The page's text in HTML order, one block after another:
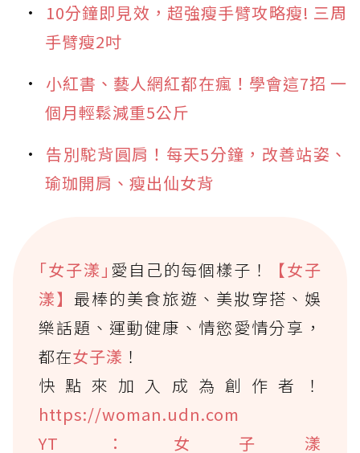
10分鐘即見效，超強瘦手臂攻略瘦! 三周
手臂瘦2吋
小紅書、藝人網紅都在瘋！學會這7招 一
個月輕鬆減重5公斤
告別駝背圓肩！每天5分鐘，改善站姿、
瑜珈開肩、瘦出仙女背
｢女子漾｣ 愛自己的每個樣子！
【女子
漾】最棒的美食旅遊、美妝穿搭、娛
樂話題、運動健康、情慾愛情分享，
都在女子漾 ！
快點來加入成為創作者！
https://woman.udn.com
YT：女子漾